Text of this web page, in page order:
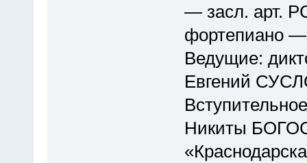
— засл. арт.
фортепиано
Ведущие:
Евгений
Никиты